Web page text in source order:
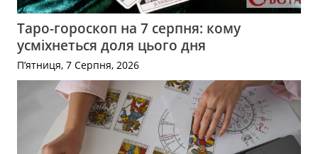
Таро-гороскоп на 7 серпня: кому
усміхнеться доля цього дня
П’ятниця, 7 Серпня, 2026